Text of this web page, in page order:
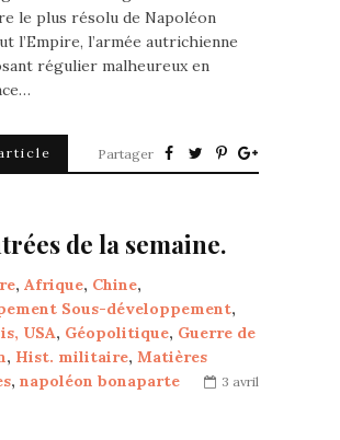
le plus résolu de Napoléon
l’Empire, l’armée autrichienne
régulier malheureux en
Partager
de la semaine.
, Afrique, Chine,
Sous-développement,
USA, Géopolitique, Guerre de
, Hist. militaire, Matières
, napoléon bonaparte
3 avril